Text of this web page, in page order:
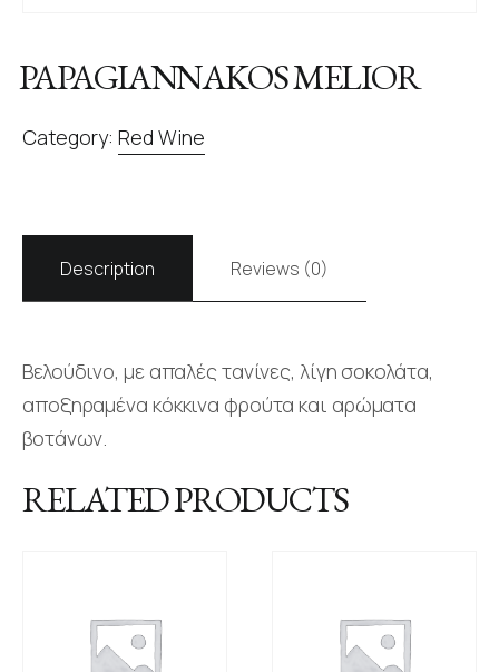
PAPAGIANNAKOS MELIOR
Category: Red Wine
Description Reviews (0)
Βελούδινο, με απαλές τανίνες, λίγη σοκολάτα,
αποξηραμένα κόκκινα φρούτα και αρώματα
βοτάνων.
RELATED PRODUCTS